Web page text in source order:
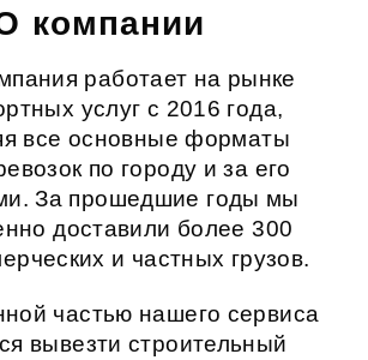
компании
работает на рынке
услуг с 2016 года,
все основные форматы
по городу и за его
За прошедшие годы мы
доставили более 300
и частных грузов.
частью нашего сервиса
вывезти строительный